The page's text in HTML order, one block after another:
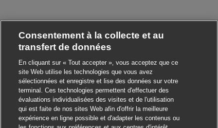
Consentement à la collecte et au
transfert de données
En cliquant sur « Tout accepter », vous acceptez que ce
site Web utilise les technologies que vous avez
sélectionnées et enregistre et lise des données sur votre
terminal. Ces technologies permettent d'effectuer des
évaluations individualisées des visites et de l'utilisation
qui est faite de nos sites Web afin d'offrir la meilleure
expérience en ligne possible et d'adapter les contenus ou